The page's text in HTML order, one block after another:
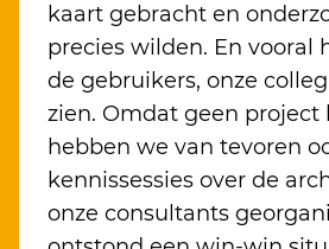
kaart gebracht en
precies wilden. En vooral
de gebruikers, onze
zien. Omdat geen project
hebben we van tevoren
kennissessies over de
onze consultants